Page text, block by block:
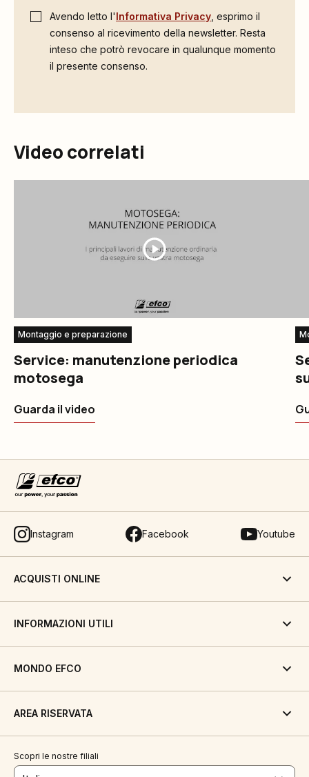
Avendo letto l'Informativa Privacy , esprimo il
consenso al ricevimento della newsletter. Resta
inteso che potrò revocare in qualunque momento
il presente consenso.
Video correlati
Montaggio e preparazione
Service: manutenzione periodica
motosega
Guarda il video
Instagram Facebook Youtube
ACQUISTI ONLINE
INFORMAZIONI UTILI
MONDO EFCO
AREA RISERVATA
Scopri le nostre filiali